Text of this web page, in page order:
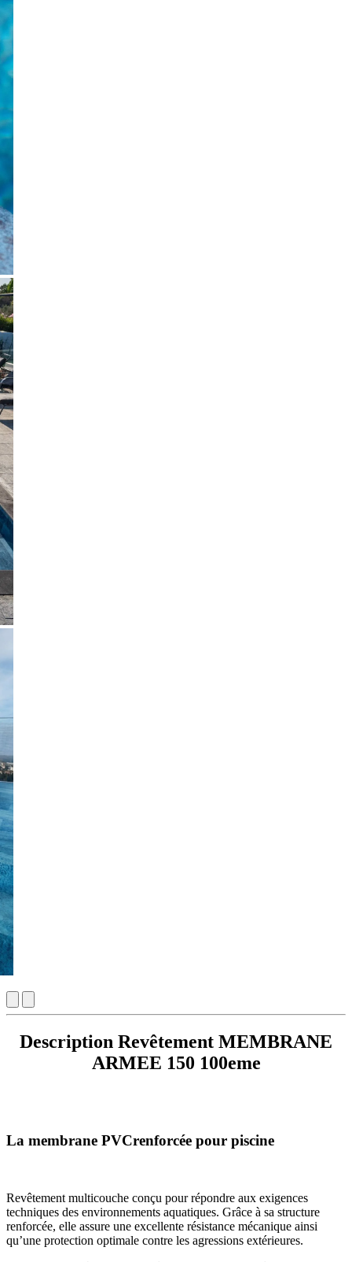
Description Revêtement MEMBRANE
ARMEE 150 100eme
La membrane PVCrenforcée pour piscine
Revêtement multicouche conçu pour répondre aux exigences
techniques des environnements aquatiques. Grâce à sa structure
renforcée, elle assure une excellente résistance mécanique ainsi
qu’une protection optimale contre les agressions extérieures.